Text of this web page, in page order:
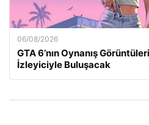
06/08/2026
GTA 6’nın Oynanış
İzleyiciyle Buluşacak